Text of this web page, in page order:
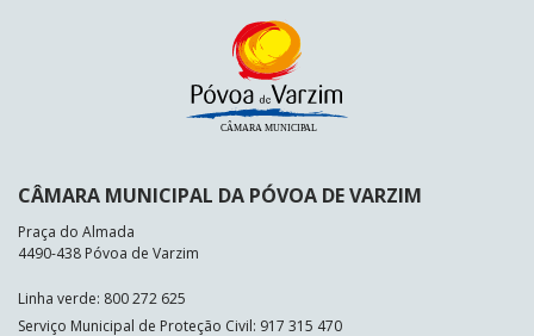
CÂMARA MUNICIPAL DA PÓVOA DE VARZIM
Praça do Almada
4490-438 Póvoa de Varzim
Linha verde: 800 272 625
Serviço Municipal de Proteção Civil: 917 315 470